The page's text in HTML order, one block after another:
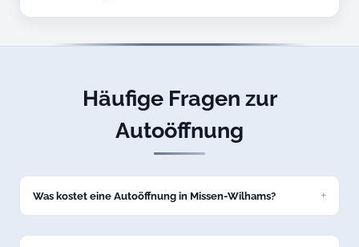
Häufige Fragen zur
Autoöffnung
Was kostet eine Autoöffnung in Missen-Wilhams?
Festpreis. Den genauen Preis nennen wir Ihnen am Telefon,